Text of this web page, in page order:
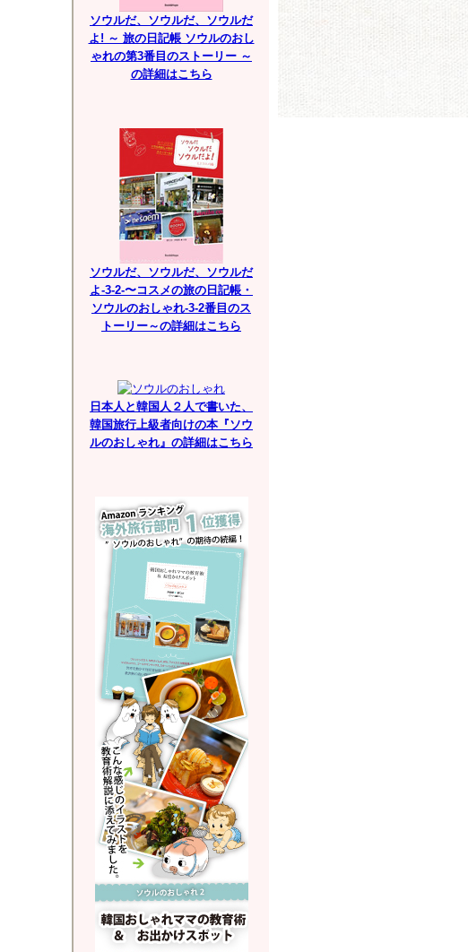
ソウルだ、ソウルだ、ソウルだ
よ! ～ 旅の日記帳 ソウルのおし
ゃれの第3番目のストーリー ～
の詳細はこちら
ソウルだ、ソウルだ、ソウルだ
よ-3-2-〜コスメの旅の日記帳・
ソウルのおしゃれ-3-2番目のス
トーリー～の詳細はこちら
日本人と韓国人２人で書いた、
韓国旅行上級者向けの本『ソウ
ルのおしゃれ』の詳細はこちら